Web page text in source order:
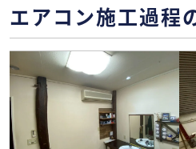
エアコン施工過程